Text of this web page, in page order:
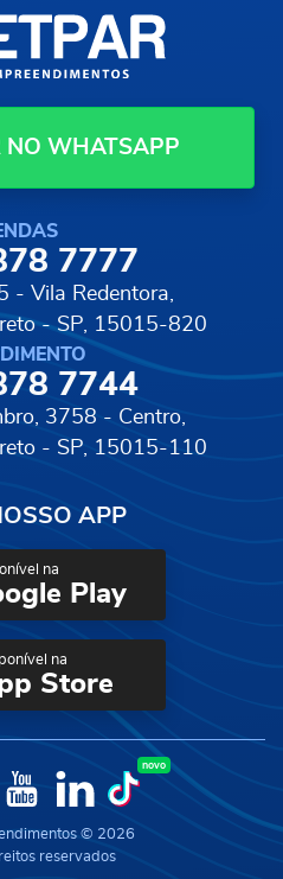
NO WHATSAPP
7777
- Vila Redentora,
- SP, 15015-820
7744
3758 - Centro,
- SP, 15015-110
APP
na
Play
na
Store
YouTubeLinkedIn
novo
TikTok
© 2026
reservados